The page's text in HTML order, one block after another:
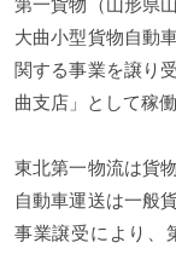
第一貨物（山形県
大曲小型貨物自動
関する事業を譲り
曲支店」として稼
東北第一物流は貨
自動車運送は一般
事業譲受により、